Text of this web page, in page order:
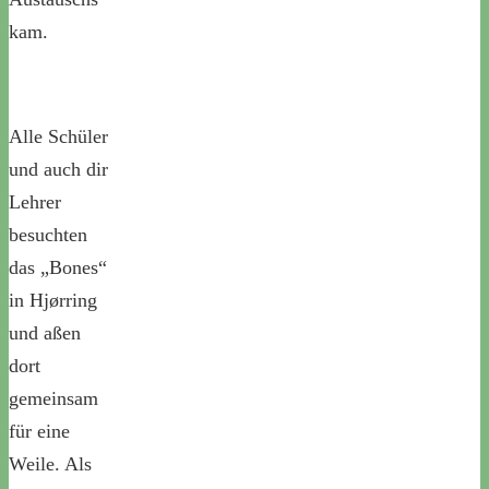
kam.
Alle Schüler
und auch dir
Lehrer
besuchten
das „Bones“
in Hjørring
und aßen
dort
gemeinsam
für eine
Weile. Als